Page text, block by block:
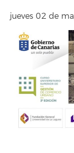
jueves 02 de